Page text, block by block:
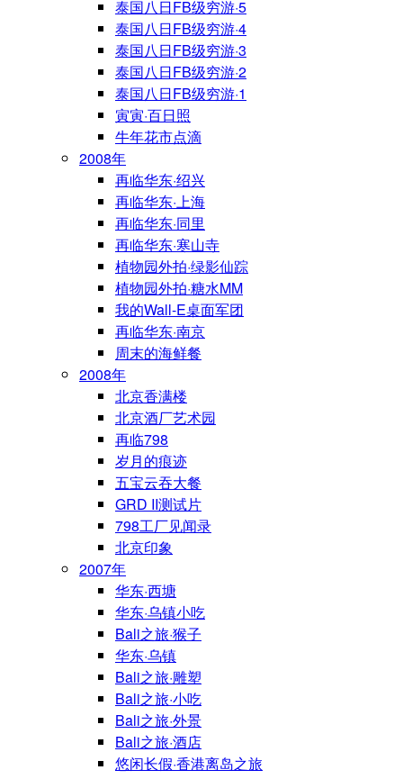
泰国八日FB级穷游·5
泰国八日FB级穷游·4
泰国八日FB级穷游·3
泰国八日FB级穷游·2
泰国八日FB级穷游·1
寅寅·百日照
牛年花市点滴
2008年
再临华东·绍兴
再临华东·上海
再临华东·同里
再临华东·寒山寺
植物园外拍·绿影仙踪
植物园外拍·糖水MM
我的Wall-E桌面军团
再临华东·南京
周末的海鲜餐
2008年
北京香满楼
北京酒厂艺术园
再临798
岁月的痕迹
五宝云吞大餐
GRD II测试片
798工厂见闻录
北京印象
2007年
华东·西塘
华东·乌镇小吃
Bali之旅·猴子
华东·乌镇
Bali之旅·雕塑
Bali之旅·小吃
Bali之旅·外景
Bali之旅·酒店
悠闲长假·香港离岛之旅